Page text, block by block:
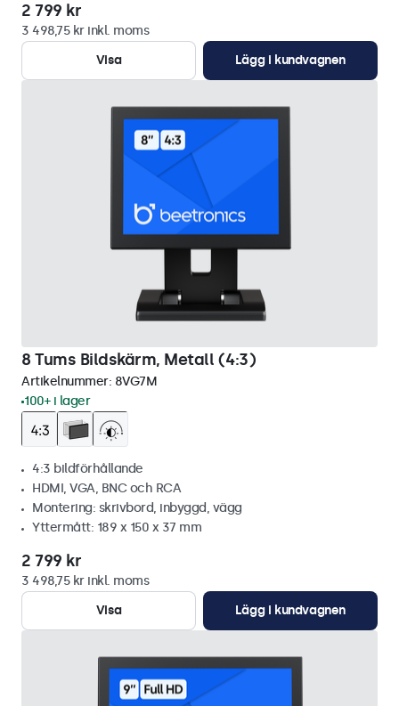
2 799 kr
3 498,75 kr inkl. moms
Visa
Lägg i kundvagnen
8 Tums Bildskärm, Metall (4:3)
Artikelnummer: 8VG7M
100+ i lager
4:3 bildförhållande
HDMI, VGA, BNC och RCA
Montering: skrivbord, inbyggd, vägg
Yttermått: 189 x 150 x 37 mm
2 799 kr
3 498,75 kr inkl. moms
Visa
Lägg i kundvagnen